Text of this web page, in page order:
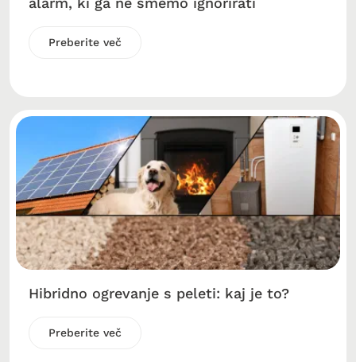
Preberite več
Hibridno ogrevanje s peleti: kaj je to?
Preberite več